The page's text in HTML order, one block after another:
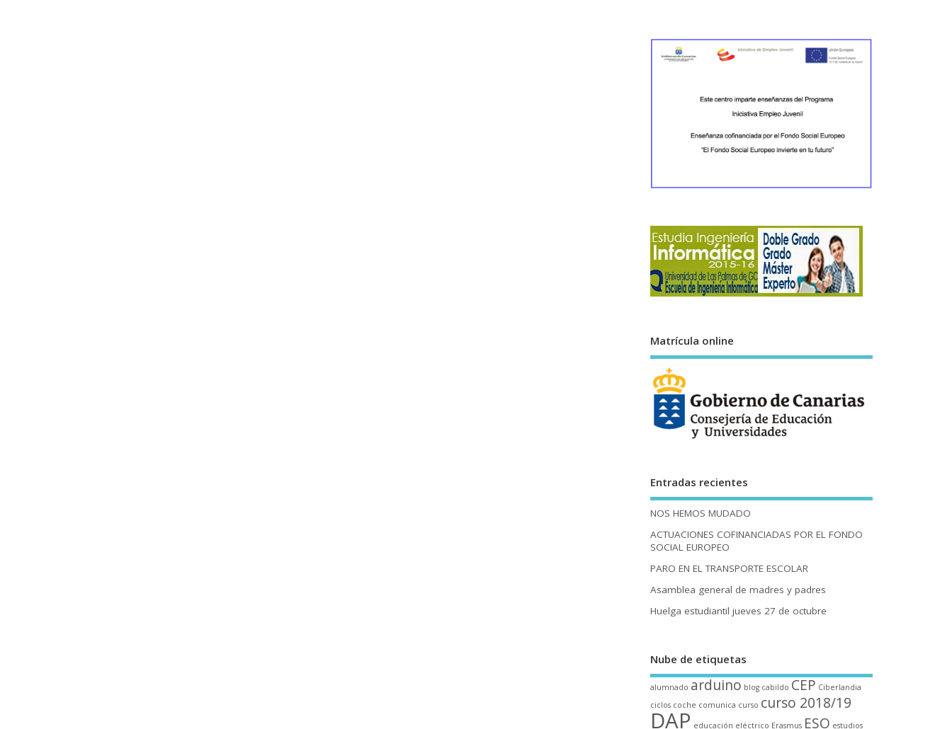
Matrícula online
Entradas recientes
NOS HEMOS MUDADO
ACTUACIONES COFINANCIADAS POR EL FONDO
SOCIAL EUROPEO
PARO EN EL TRANSPORTE ESCOLAR
Asamblea general de madres y padres
Huelga estudiantil jueves 27 de octubre
Nube de etiquetas
alumnado arduino blog cabildo CEP Ciberlandia
ciclos coche comunica curso curso 2018/19
DAP educación eléctrico Erasmus ESO estudios